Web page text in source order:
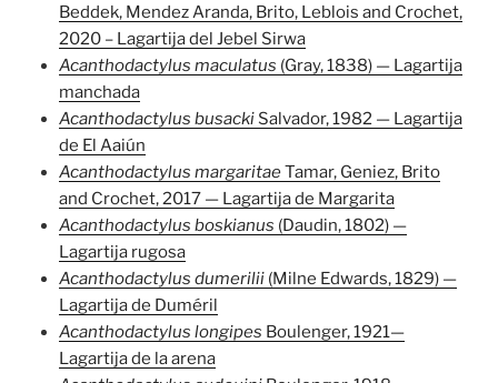
Beddek, Mendez Aranda, Brito, Leblois and Crochet,
2020 – Lagartija del Jebel Sirwa
Acanthodactylus maculatus (Gray, 1838) — Lagartija
manchada
Acanthodactylus busacki Salvador, 1982 — Lagartija
de El Aaiún
Acanthodactylus margaritaeTamar, Geniez, Brito
and Crochet, 2017 — Lagartija de Margarita
Acanthodactylus boskianus (Daudin, 1802) —
Lagartija rugosa
Acanthodactylus dumerilii (Milne Edwards, 1829) —
Lagartija de Duméril
Acanthodactylus longipes Boulenger, 1921—
Lagartija de la arena